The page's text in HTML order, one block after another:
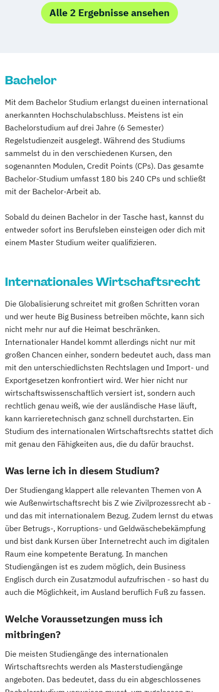
Alle 2 Ergebnisse ansehen
Bachelor
Mit dem Bachelor Studium erlangst du einen international
anerkannten Hochschulabschluss. Meistens ist ein
Bachelorstudium auf drei Jahre (6 Semester)
Regelstudienzeit ausgelegt. Während des Studiums
sammelst du in den verschiedenen Kursen, den
sogenannten Modulen, Credit Points (CPs). Das gesamte
Bachelor-Studium umfasst 180 bis 240 CPs und schließt
mit der Bachelor-Arbeit ab.
Sobald du deinen Bachelor in der Tasche hast, kannst du
entweder sofort ins Berufsleben einsteigen oder dich mit
einem Master Studium weiter qualifizieren.
Internationales Wirtschaftsrecht
Die Globalisierung schreitet mit großen Schritten voran
und wer heute Big Business betreiben möchte, kann sich
nicht mehr nur auf die Heimat beschränken.
Internationaler Handel kommt allerdings nicht nur mit
großen Chancen einher, sondern bedeutet auch, dass man
mit den unterschiedlichsten Rechtslagen und Import- und
Exportgesetzen konfrontiert wird. Wer hier nicht nur
wirtschaftswissenschaftlich versiert ist, sondern auch
rechtlich genau weiß, wie der ausländische Hase läuft,
kann karrieretechnisch ganz schnell durchstarten. Ein
Studium des internationalen Wirtschaftsrechts stattet dich
mit genau den Fähigkeiten aus, die du dafür brauchst.
Was lerne ich in diesem Studium?
Der Studiengang klappert alle relevanten Themen von A
wie Außenwirtschaftsrecht bis Z wie Zivilprozessrecht ab -
und das mit internationalem Bezug. Zudem lernst du etwas
über Betrugs-, Korruptions- und Geldwäschebekämpfung
und bist dank Kursen über Internetrecht auch im digitalen
Raum eine kompetente Beratung. In manchen
Studiengängen ist es zudem möglich, dein Business
Englisch durch ein Zusatzmodul aufzufrischen - so hast du
auch die Möglichkeit, im Ausland beruflich Fuß zu fassen.
Welche Voraussetzungen muss ich
mitbringen?
Die meisten Studiengänge des internationalen
Wirtschaftsrechts werden als Masterstudiengänge
angeboten. Das bedeutet, dass du ein abgeschlossenes